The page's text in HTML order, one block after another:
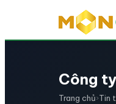
Công
Trang chủ›Tin